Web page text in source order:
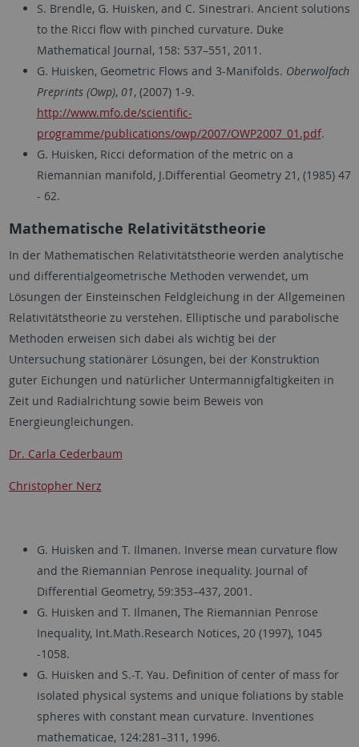
S. Brendle, G. Huisken, and C. Sinestrari. Ancient solutions
to the Ricci flow with pinched curvature. Duke
Mathematical Journal, 158: 537–551, 2011.
G. Huisken, Geometric Flows and 3-Manifolds. Oberwolfach
Preprints (Owp), 01, (2007) 1-9.
http://www.mfo.de/scientific-
programme/publications/owp/2007/OWP2007_01.pdf.
G. Huisken, Ricci deformation of the metric on a
Riemannian manifold, J.Differential Geometry 21, (1985) 47
- 62.
Mathematische Relativitätstheorie
In der Mathematischen Relativitätstheorie werden analytische
und differentialgeometrische Methoden verwendet, um
Lösungen der Einsteinschen Feldgleichung in der Allgemeinen
Relativitätstheorie zu verstehen. Elliptische und parabolische
Methoden erweisen sich dabei als wichtig bei der
Untersuchung stationärer Lösungen, bei der Konstruktion
guter Eichungen und natürlicher Untermannigfaltigkeiten in
Zeit und Radialrichtung sowie beim Beweis von
Energieungleichungen.
Dr. Carla Cederbaum
Christopher Nerz
G. Huisken and T. Ilmanen. Inverse mean curvature flow
and the Riemannian Penrose inequality. Journal of
Differential Geometry, 59:353–437, 2001.
G. Huisken and T. Ilmanen, The Riemannian Penrose
Inequality, Int.Math.Research Notices, 20 (1997), 1045
-1058.
G. Huisken and S.-T. Yau. Definition of center of mass for
isolated physical systems and unique foliations by stable
spheres with constant mean curvature. Inventiones
mathematicae, 124:281–311, 1996.